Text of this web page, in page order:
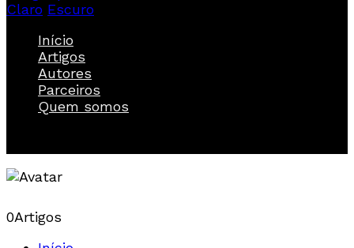
Claro Escuro
Início
Artigos
Autores
Parceiros
Quem somos
0Artigos